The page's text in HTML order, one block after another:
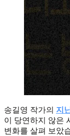
송길영 작가의 지
이 당연하지 않은
변화를 살펴 보았